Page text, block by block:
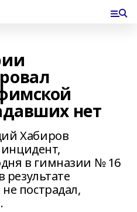
нет
Хабиров
в гимназии № 16
результате
пострадал,